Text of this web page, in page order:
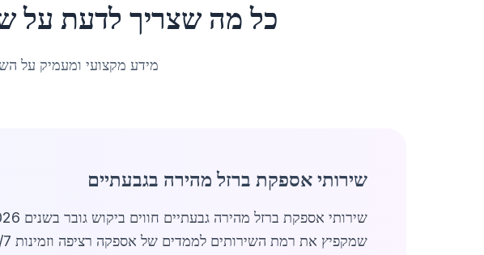
כל מה שצריך לדעת על
מידע מקצועי ומעמיק על
שירותי אספקת ברזל מהירה בגבעתיים